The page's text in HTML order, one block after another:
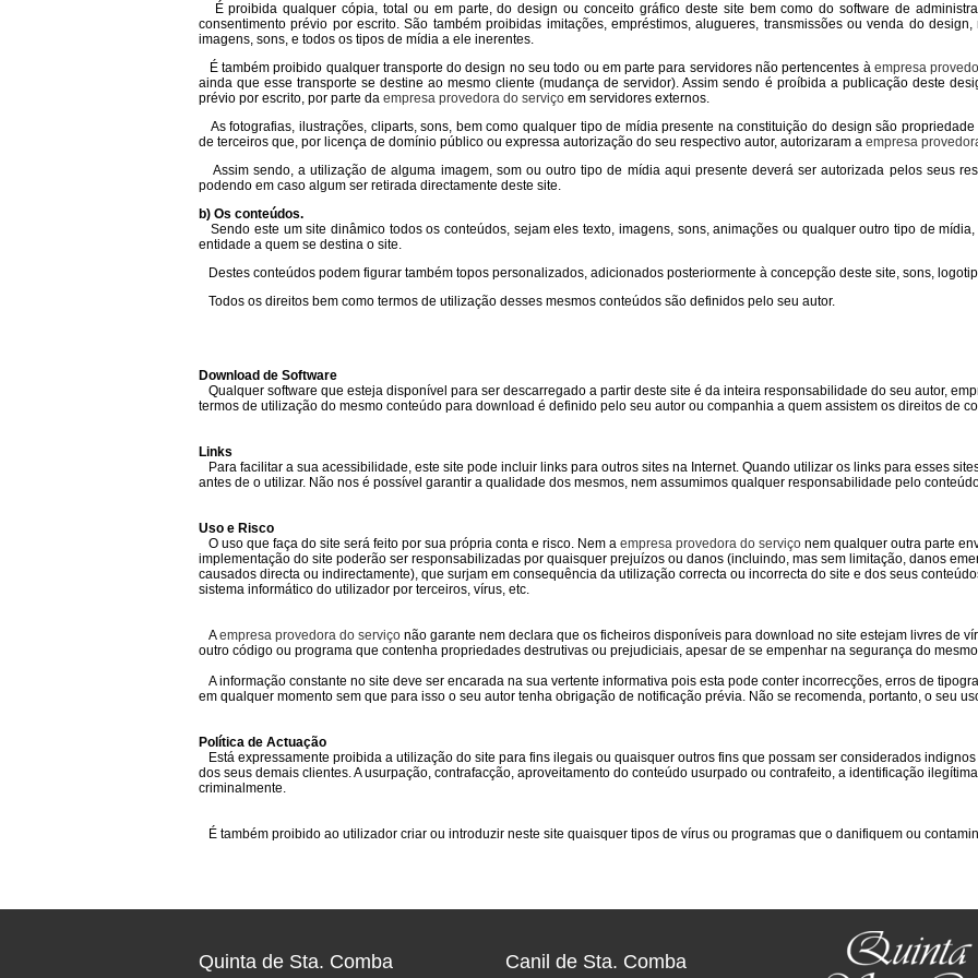
É proibida qualquer cópia, total ou em parte, do design ou conceito gráfico deste site bem como do software de
consentimento prévio por escrito. São também proibidas imitações, empréstimos, alugueres, transmissões ou venda do
imagens, sons, e todos os tipos de mídia a ele inerentes.
É também proibido qualquer transporte do design no seu todo ou em parte para servidores não pertencentes à empresa
ainda que esse transporte se destine ao mesmo cliente (mudança de servidor). Assim sendo é proíbida a publicação deste
prévio por escrito, por parte da empresa provedora do serviço em servidores externos.
As fotografias, ilustrações, cliparts, sons, bem como qualquer tipo de mídia presente na constituição do design são
de terceiros que, por licença de domínio público ou expressa autorização do seu respectivo autor, autorizaram a empresa
Assim sendo, a utilização de alguma imagem, som ou outro tipo de mídia aqui presente deverá ser autorizada pelos seus
podendo em caso algum ser retirada directamente deste site.
b) Os conteúdos.
Sendo este um site dinâmico todos os conteúdos, sejam eles texto, imagens, sons, animações ou qualquer outro tipo de
entidade a quem se destina o site.
Destes conteúdos podem figurar também topos personalizados, adicionados posteriormente à concepção deste site, sons,
Todos os direitos bem como termos de utilização desses mesmos conteúdos são definidos pelo seu autor.
Download de Software
Qualquer software que esteja disponível para ser descarregado a partir deste site é da inteira responsabilidade do seu autor,
termos de utilização do mesmo conteúdo para download é definido pelo seu autor ou companhia a quem assistem os direitos de
Links
Para facilitar a sua acessibilidade, este site pode incluir links para outros sites na Internet. Quando utilizar os links para esses
antes de o utilizar. Não nos é possível garantir a qualidade dos mesmos, nem assumimos qualquer responsabilidade pelo
Uso e Risco
O uso que faça do site será feito por sua própria conta e risco. Nem a empresa provedora do serviço nem qualquer outra parte
implementação do site poderão ser responsabilizadas por quaisquer prejuízos ou danos (incluindo, mas sem limitação, danos
causados directa ou indirectamente), que surjam em consequência da utilização correcta ou incorrecta do site e dos seus
sistema informático do utilizador por terceiros, vírus, etc.
Aempresa provedora do serviço não garante nem declara que os ficheiros disponíveis para download no site estejam livres de
outro código ou programa que contenha propriedades destrutivas ou prejudiciais, apesar de se empenhar na segurança do
A informação constante no site deve ser encarada na sua vertente informativa pois esta pode conter incorrecções, erros de
em qualquer momento sem que para isso o seu autor tenha obrigação de notificação prévia. Não se recomenda, portanto, o seu
Política de Actuação
Está expressamente proibida a utilização do site para fins ilegais ou quaisquer outros fins que possam ser considerados
dos seus demais clientes. A usurpação, contrafacção, aproveitamento do conteúdo usurpado ou contrafeito, a identificação
criminalmente.
É também proibido ao utilizador criar ou introduzir neste site quaisquer tipos de vírus ou programas que o danifiquem ou
Quinta de Sta. Comba Canil de Sta. Comba